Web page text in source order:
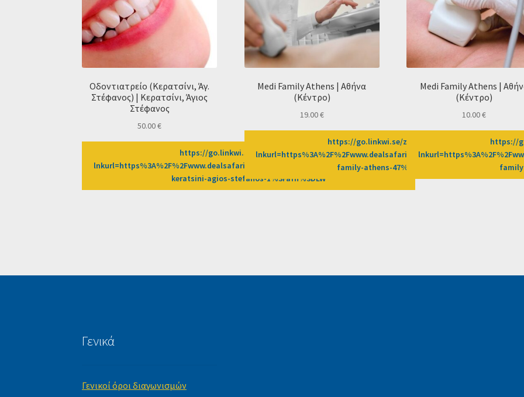
Οδοντιατρείο (Κερατσίνι, Άγ.
Στέφανος) | Κερατσίνι, Άγιος
Στέφανος
50.00€
https://go.linkwi.se/z/269-0/CD2589/?
lnkurl=https%3A%2F%2Fwww.dealsafari.gr%2Fprosfores%2Fdeal%2Fodontiatreio-
keratsini-agios-stefanos-1%3Fafn%3DLW
Medi Family Athens | Αθήνα
(Κέντρο)
19.00€
https://go.linkwi.se/z/269-0/CD2589/?
family-athens-47%3Fafn%3DLW
Medi Family Athens |
(Κέντρο)
10.00€
https://
Γενικά
Γενικοί όροι διαγωνισμών